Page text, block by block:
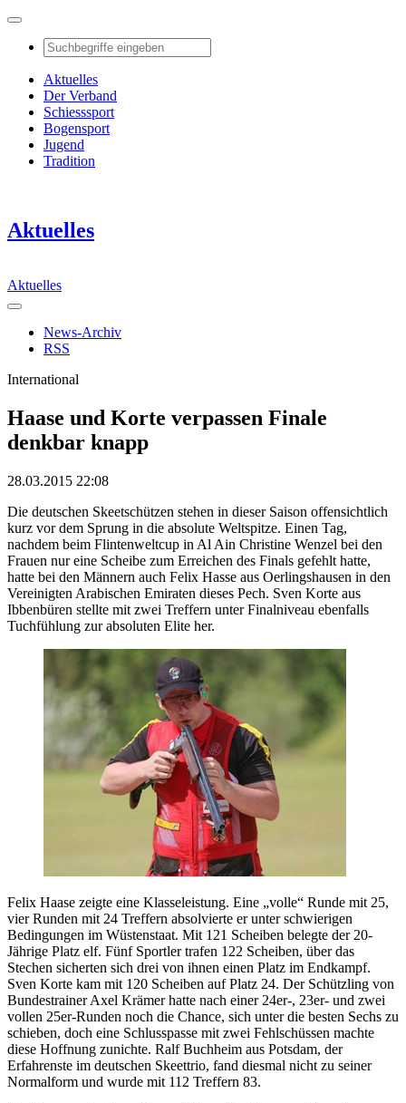
Aktuelles
Der Verband
Schiesssport
Bogensport
Jugend
Tradition
Aktuelles
Aktuelles
News-Archiv
RSS
International
Haase und Korte verpassen Finale
denkbar knapp
28.03.2015 22:08
Die deutschen Skeetschützen stehen in dieser Saison offensichtlich
kurz vor dem Sprung in die absolute Weltspitze. Einen Tag,
nachdem beim Flintenweltcup in Al Ain Christine Wenzel bei den
Frauen nur eine Scheibe zum Erreichen des Finals gefehlt hatte,
hatte bei den Männern auch Felix Hasse aus Oerlingshausen in den
Vereinigten Arabischen Emiraten dieses Pech. Sven Korte aus
Ibbenbüren stellte mit zwei Treffern unter Finalniveau ebenfalls
Tuchfühlung zur absoluten Elite her.
Felix Haase zeigte eine Klasseleistung. Eine „volle“ Runde mit 25,
vier Runden mit 24 Treffern absolvierte er unter schwierigen
Bedingungen im Wüstenstaat. Mit 121 Scheiben belegte der 20-
Jährige Platz elf. Fünf Sportler trafen 122 Scheiben, über das
Stechen sicherten sich drei von ihnen einen Platz im Endkampf.
Sven Korte kam mit 120 Scheiben auf Platz 24. Der Schützling von
Bundestrainer Axel Krämer hatte nach einer 24er-, 23er- und zwei
vollen 25er-Runden noch die Chance, sich unter die besten Sechs zu
schieben, doch eine Schlusspasse mit zwei Fehlschüssen machte
diese Hoffnung zunichte. Ralf Buchheim aus Potsdam, der
Erfahrenste im deutschen Skeettrio, fand diesmal nicht zu seiner
Normalform und wurde mit 112 Treffern 83.